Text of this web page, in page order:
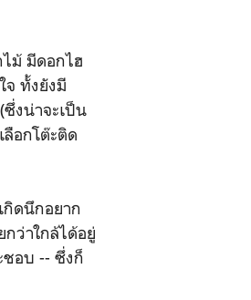
ม้ มีดอกไฮ
จ ทั้งยังมี
งน่าจะเป็น
ลือกโต๊ะติด
ดนึกอยาก
ว่าใกล้ได้อยู่
ชอบ -- ซึ่งก็